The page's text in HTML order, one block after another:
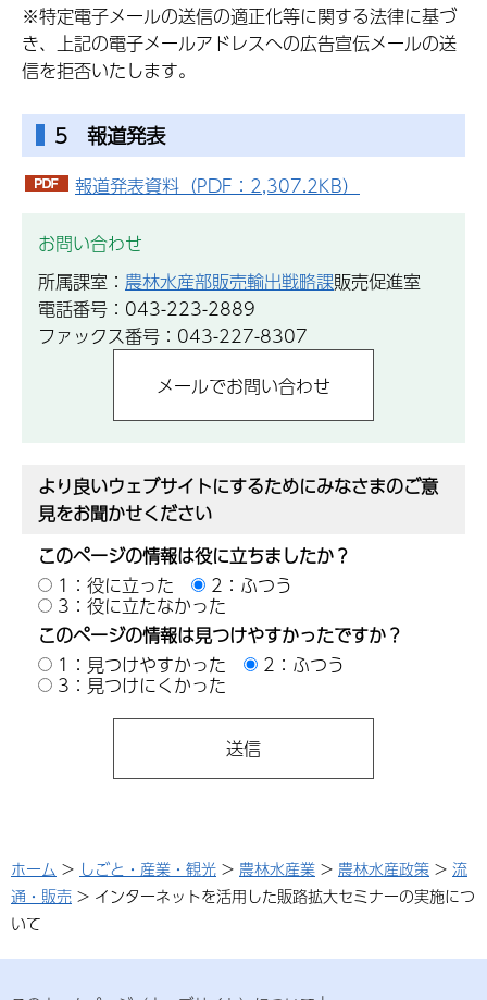
※特定電子メールの送信の適正化等に関する法律に基づ
き、上記の電子メールアドレスへの広告宣伝メールの送
信を拒否いたします。
5 報道発表
報道発表資料（PDF：2,307.2KB）
お問い合わせ
所属課室： 農林水産部販売輸出戦略課販売促進室
電話番号：043-223-2889
ファックス番号：043-227-8307
より良いウェブサイトにするためにみなさまのご意
見をお聞かせください
このページの情報は役に立ちましたか？
1：役に立った
2：ふつう
3：役に立たなかった
このページの情報は見つけやすかったですか？
1：見つけやすかった
2：ふつう
3：見つけにくかった
ホーム > しごと・産業・観光 > 農林水産業 > 農林水産政策 > 流
通・販売 > インターネットを活用した販路拡大セミナーの実施につ
いて